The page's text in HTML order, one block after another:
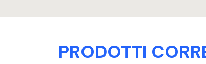
PRODOTTI